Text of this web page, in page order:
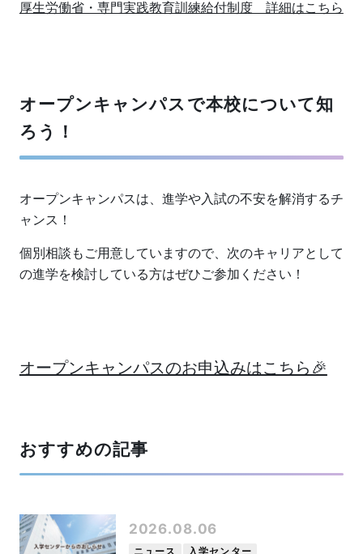
厚生労働省・専門実践教育訓練給付制度 詳細はこちら
オープンキャンパスで本校について知
ろう！
オープンキャンパスは、進学や入試の不安を解消するチ
ャンス！
個別相談もご用意していますので、次のキャリアとして
の進学を検討している方はぜひご参加ください！
オープンキャンパスのお申込みはこちら🎉
おすすめの記事
2026.08.06
ニュース 入学センター